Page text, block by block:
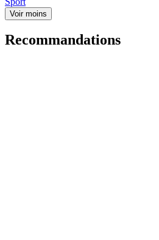
Voir moins
Recommandations